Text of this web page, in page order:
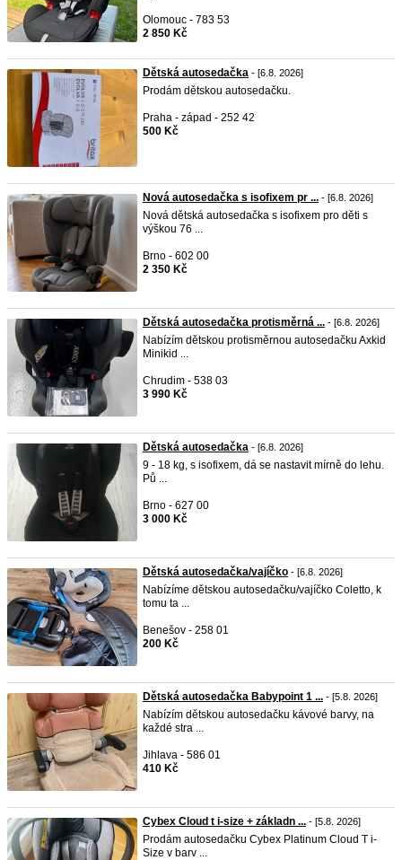
Olomouc - 783 53
2 850 Kč
Dětská autosedačka - [6.8. 2026]
Prodám dětskou autosedačku.
Praha - západ - 252 42
500 Kč
Nová autosedačka s isofixem pr ... - [6.8. 2026]
Nová dětská autosedačka s isofixem pro děti s
výškou 76 ...
Brno - 602 00
2 350 Kč
Dětská autosedačka protisměrná ... - [6.8. 2026]
Nabízím dětskou protisměrnou autosedačku Axkid
Minikid ...
Chrudim - 538 03
3 990 Kč
Dětská autosedačka - [6.8. 2026]
9 - 18 kg, s isofixem, dá se nastavit mírně do lehu.
Pů ...
Brno - 627 00
3 000 Kč
Dětská autosedačka/vajíčko - [6.8. 2026]
Nabízíme dětskou autosedačku/vajíčko Coletto, k
tomu ta ...
Benešov - 258 01
200 Kč
Dětská autosedačka Babypoint 1 ... - [5.8. 2026]
Nabízím dětskou autosedačku kávové barvy, na
každé stra ...
Jihlava - 586 01
410 Kč
Cybex Cloud t i-size + základn ... - [5.8. 2026]
Prodám autosedačku Cybex Platinum Cloud T i-
Size v barv ...